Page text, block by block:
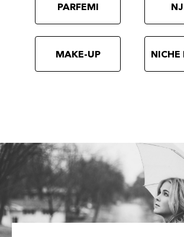
PARFEMI
MAKE-UP NICHE